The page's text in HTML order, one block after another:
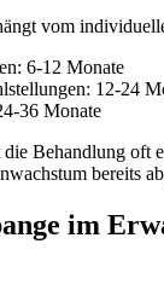
vom
6-12 Monate
12-24
36 Monate
Behandlung oft
bereits
im